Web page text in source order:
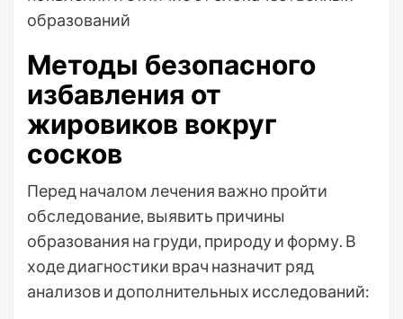
Методы безопасного
избавления от
жировиков вокруг
сосков
Перед началом лечения важно пройти
обследование, выявить причины
образования на груди, природу и форму. В
ходе диагностики врач назначит ряд
анализов и дополнительных исследований: